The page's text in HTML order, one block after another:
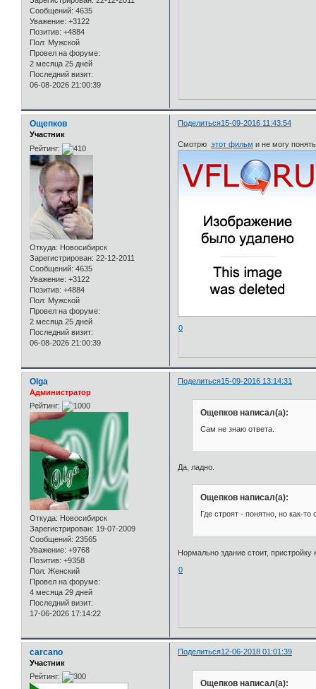
Сообщений: 4635
Уважение: +3122
Позитив: +4884
Пол: Мужской
Провел на форуме:
2 месяца 25 дней
Последний визит:
06-08-2026 21:00:39
Поделиться15-09-2016 11:43:54
Ощепков
Участник
Рейтинг:
Откуда: Новосибирск
Зарегистрирован: 22-12-2011
Сообщений: 4635
Уважение: +3122
Позитив: +4884
Пол: Мужской
Провел на форуме:
2 месяца 25 дней
Последний визит:
06-08-2026 21:00:39
Смотрюэтот фильм и не могу
0
Поделиться15-09-2016 13:14:31
Olga
Администратор
Рейтинг:
Откуда: Новосибирск
Зарегистрирован: 19-07-2009
Сообщений: 23565
Уважение: +9768
Позитив: +9358
Пол: Женский
Провел на форуме:
4 месяца 29 дней
Последний визит:
17-06-2026 17:14:22
Ощепков написал(а):
Сам не знаю ответа.
Да, ладно.
Ощепков написал(а):
Где строят - понятно, но как-
Нормально здание стоит, пристройку
0
Поделиться12-06-2018 01:01:39
carcano
Участник
Рейтинг:
Ощепков написал(а):